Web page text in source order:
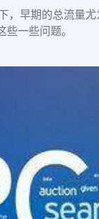
早期的总流量
一些问题。